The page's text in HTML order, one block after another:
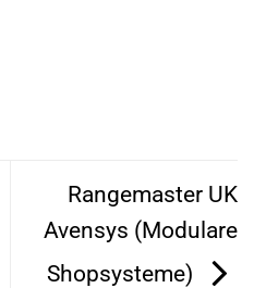
Rangemaster UK
Avensys (Modulare
Shopsysteme)